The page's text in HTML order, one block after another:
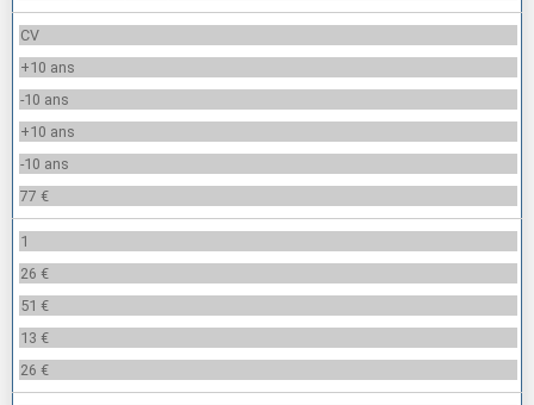
CV
+10 ans
-10 ans
+10 ans
-10 ans
77 €
1
26 €
51 €
13 €
26 €